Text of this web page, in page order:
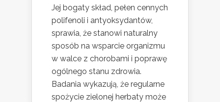
Jej bogaty skład, pełen cennych
polifenoli i antyoksydantów,
sprawia, że stanowi naturalny
sposób na wsparcie organizmu
w walce z chorobami i poprawę
ogólnego stanu zdrowia.
Badania wykazują, że regularne
spożycie zielonej herbaty może